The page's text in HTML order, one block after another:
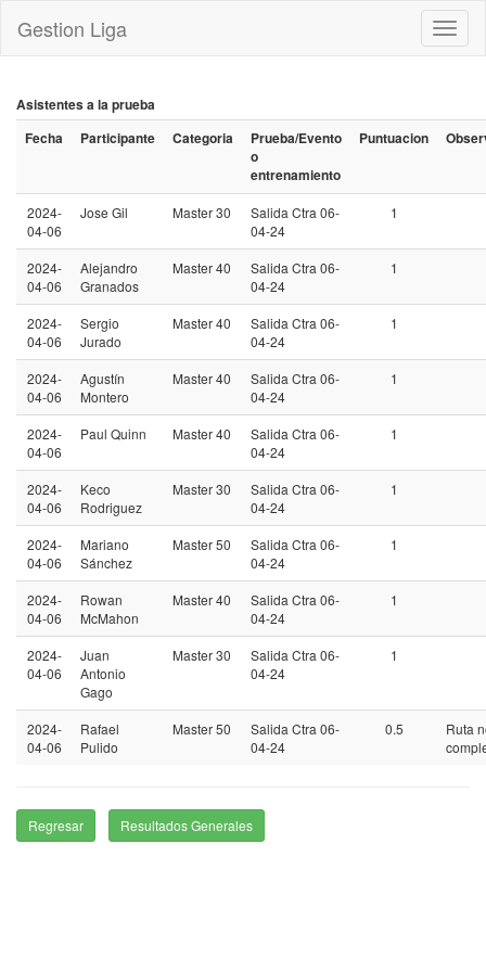
Gestion Liga
Asistentes a la prueba
Fecha
Participante Categoria
Prueba/Evento
o
entrenamiento
Puntuacion
2024-
04-06
Jose Gil Master 30
Salida Ctra 06-
04-24
1
2024-
04-06
Alejandro
Granados
Master 40
Salida Ctra 06-
04-24
1
2024-
04-06
Sergio
Jurado
Master 40
Salida Ctra 06-
04-24
1
2024-
04-06
Agustín
Montero
Master 40
Salida Ctra 06-
04-24
1
2024-
04-06
Paul Quinn Master 40
Salida Ctra 06-
04-24
1
2024-
04-06
Keco
Rodriguez
Master 30
Salida Ctra 06-
04-24
1
2024-
04-06
Mariano
Sánchez
Master 50
Salida Ctra 06-
04-24
1
2024-
04-06
Rowan
McMahon
Master 40
Salida Ctra 06-
04-24
1
2024-
04-06
Juan
Antonio
Gago
Master 30
Salida Ctra 06-
04-24
1
2024-
04-06
Rafael
Pulido
Master 50
Salida Ctra 06-
04-24
0.5
Ruta
Regresar Resultados Generales